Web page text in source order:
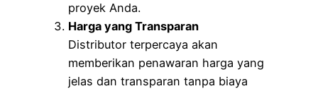
proyek Anda.
Harga yang Transparan
Distributor terpercaya akan
memberikan penawaran harga yang
jelas dan transparan tanpa biaya